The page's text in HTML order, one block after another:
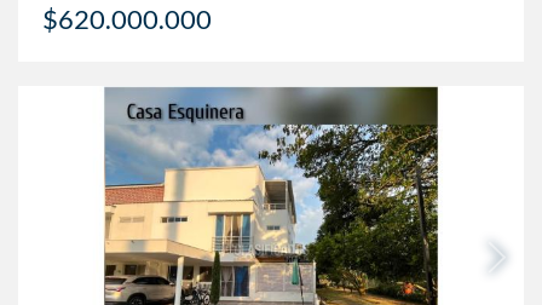
$620.000.000